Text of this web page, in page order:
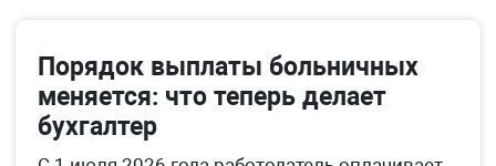
Порядок выплаты больничных
меняется: что теперь делает
бухгалтер